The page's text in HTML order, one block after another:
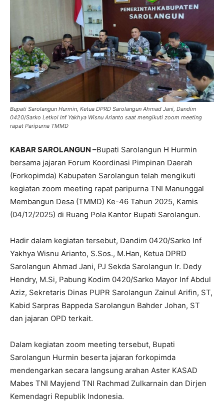
Bupati Sarolangun Hurmin, Ketua DPRD Sarolangun Ahmad Jani, Dandim
0420/Sarko Letkol Inf Yakhya Wisnu Arianto saat mengikuti zoom meeting
rapat Paripurna TMMD
KABAR SAROLANGUN –Bupati Sarolangun H Hurmin
bersama jajaran Forum Koordinasi Pimpinan Daerah
(Forkopimda) Kabupaten Sarolangun telah mengikuti
kegiatan zoom meeting rapat paripurna TNI Manunggal
Membangun Desa (TMMD) Ke-46 Tahun 2025, Kamis
(04/12/2025) di Ruang Pola Kantor Bupati Sarolangun.
Hadir dalam kegiatan tersebut, Dandim 0420/Sarko Inf
Yakhya Wisnu Arianto, S.Sos., M.Han, Ketua DPRD
Sarolangun Ahmad Jani, PJ Sekda Sarolangun Ir. Dedy
Hendry, M.Si, Pabung Kodim 0420/Sarko Mayor Inf Abdul
Aziz, Sekretaris Dinas PUPR Sarolangun Zainul Arifin, ST,
Kabid Sarpras Bappeda Sarolangun Bahder Johan, ST
dan jajaran OPD terkait.
Dalam kegiatan zoom meeting tersebut, Bupati
Sarolangun Hurmin beserta jajaran forkopimda
mendengarkan secara langsung arahan Aster KASAD
Mabes TNI Mayjend TNI Rachmad Zulkarnain dan Dirjen
Kemendagri Republik Indonesia.